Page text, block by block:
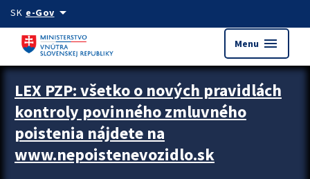
Preskocit na hlavný obsah
SK e-Govarrow_drop_down
Menu menu
Zastavit automatický posun upútavok
LEX PZP: všetko o nových pravidlách
kontroly povinného zmluvného
poistenia nájdete na
www.nepoistenevozidlo.sk